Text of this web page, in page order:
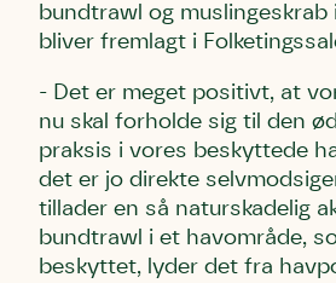
bundtrawl og muslingeskrab
bliver fremlagt i
- Det er meget positivt, at
nu skal forholde sig til den
praksis i vores beskyttede
det er jo direkte
tillader en så naturskadelig
bundtrawl i et havområde,
beskyttet, lyder det fra